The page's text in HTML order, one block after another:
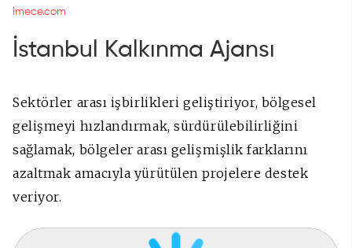
imece.com
İstanbul Kalkınma Ajansı
Sektörler arası işbirlikleri geliştiriyor, bölgesel
gelişmeyi hızlandırmak,sürdürülebilirliğini
sağlamak, bölgeler arası gelişmişlik farklarını
azaltmak amacıyla yürütülen projelere destek
veriyor.